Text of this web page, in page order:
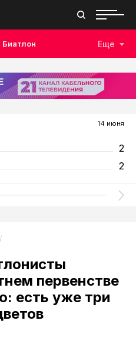
Биатлон
Плавание Дзюдо
Бокс
Еще
14 июня
2
2
первенстве
есть уже три